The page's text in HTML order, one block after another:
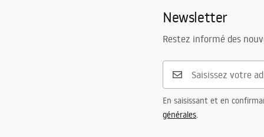
Newsletter
Restez informé des
En saisissant et en
générales.